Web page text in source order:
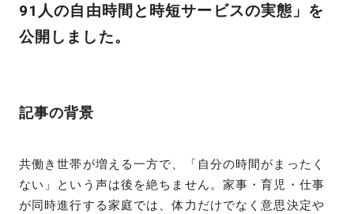
91人の自由時間と時短サービスの実態」を
公開しました。
記事の背景
共働き世帯が増える一方で、「自分の時間がまったく
ない」という声は後を絶ちません。家事・育児・仕事
が同時進行する家庭では、体力だけでなく意思決定や